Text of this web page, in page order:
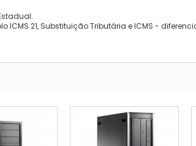
21, Substituição Tributária e ICMS -